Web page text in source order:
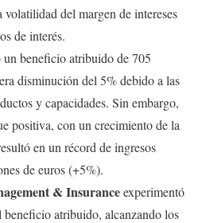
del margen de intereses
de interés.
un beneficio atribuido de 705
disminución del 5% debido a las
y capacidades. Sin embargo,
positiva, con un crecimiento de la
en un récord de ingresos
de euros (+5%).
& Insuranceexperimentó
atribuido, alcanzando los